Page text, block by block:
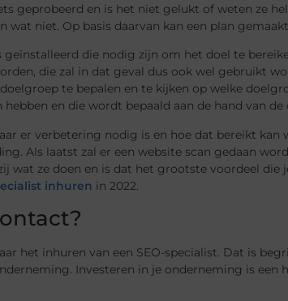
geprobeerd en is het niet gelukt of weten ze
wat niet. Op basis daarvan kan een plan
geïnstalleerd die nodig zijn om het doel te
die zal in dat geval dus ook wel gebruikt
te bepalen en te kijken op welke
en die wordt bepaald aan de hand van
er verbetering nodig is en hoe dat bereikt kan
Als laatst zal er een website scan gedaan
wat ze doen en is dat het grootste voordeel die
inhuren in 2022.
het inhuren van een SEO-specialist. Dat is
Investeren in je onderneming is een